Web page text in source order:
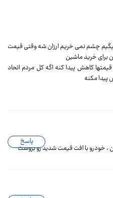
چشم نمی خریم ارزان شه وقتی قیمت
قیمتها کاهش پیدا کنه اگه کل مردم اتحاد
، خودرو با افت قیمت شدید رو بروست
پاسخ